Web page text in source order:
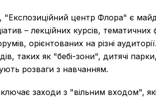
"Експозиційний центр Флора" є
– лекційних курсів,
орієнтованих на різні
таких як "бебі-зони", дитячі
розваги з навчанням.
заходи з "вільним входом",